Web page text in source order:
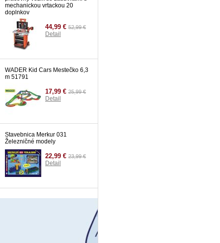
mechanickou vrtackou 20
doplnkov
44,99 € 52,99 €
Detail
WADER Kid Cars Mestečko 6,3
m 51791
17,99 € 25,99 €
Detail
Stavebnica Merkur 031
Železničné modely
22,99 € 23,99 €
Detail